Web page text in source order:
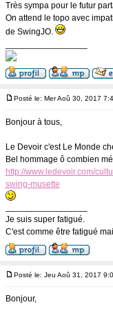
Très sympa pour le futur
On attend le topo avec
de SwingJO.
Posté le: Mer Aoû 30, 2017
Bonjour à tous,
Le Devoir c'est Le Monde
Bel hommage ô combien
http://www.ledevoir.com/
swing-musette
Je suis super fatigué.
C'est comme être fatigué
Posté le: Jeu Aoû 31, 2017
Bonjour,